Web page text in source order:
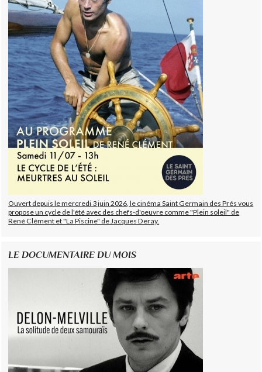
Ouvert depuis le mercredi 3 juin 2026, le cinéma Saint Germain des Prés vous
propose un cycle de l'été avec des chefs-d'oeuvre comme "Plein soleil" de
René Clément et "La Piscine" de Jacques Deray.
LE DOCUMENTAIRE DU MOIS